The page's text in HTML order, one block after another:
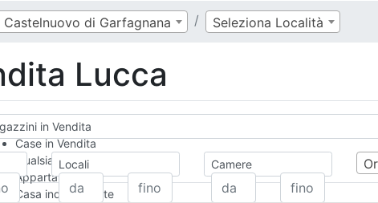
Castelnuovo di Garfagnana Seleziona Località
Lucca
in Vendita
Case in Vendita
Qualsiasi
Appartamento
Casa indipendente
Locali Camere